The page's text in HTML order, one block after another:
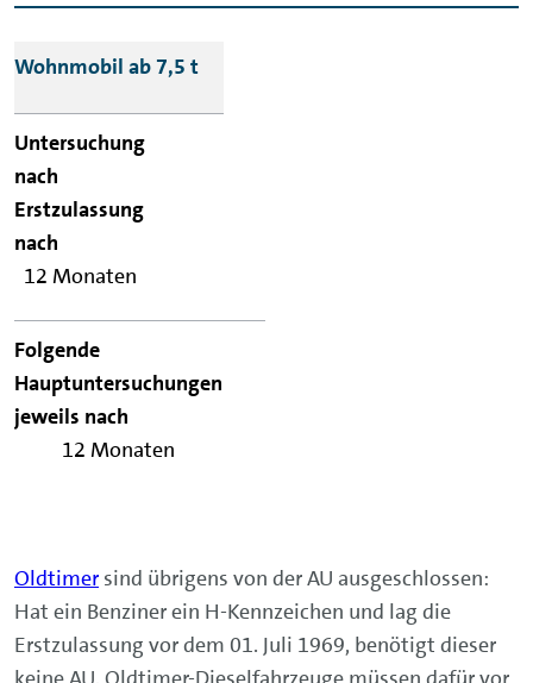
Wohnmobil ab 7,5 t
12 Monaten
12 Monaten
Oldtimer sind übrigens von der AU ausgeschlossen:
Hat ein Benziner ein H-Kennzeichen und lag die
Erstzulassung vor dem 01. Juli 1969, benötigt dieser